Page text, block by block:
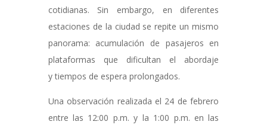
cotidianas. Sin embargo, en diferentes
estaciones de la ciudad se repite un mismo
panorama: acumulación de pasajeros en
plataformas que dificultan el abordaje
y tiempos de espera prolongados.
Una observación realizada el 24 de febrero
entre las 12:00 p.m. y la 1:00 p.m. en las